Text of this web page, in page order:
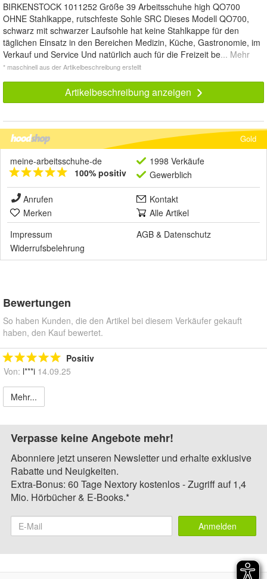
BIRKENSTOCK 1011252 Größe 39 Arbeitsschuhe high QO700
OHNE Stahlkappe, rutschfeste Sohle SRC Dieses Modell QO700,
schwarz mit schwarzer Laufsohle hat keine Stahlkappe für den
täglichen Einsatz in den Bereichen Medizin, Küche, Gastronomie, im
Verkauf und Service Und natürlich auch für die Freizeit be... Mehr
* maschinell aus der Artikelbeschreibung erstellt
Artikelbeschreibung anzeigen
Gold
meine-arbeitsschuhe-de
100% positiv
1998 Verkäufe
Gewerblich
Anrufen
Kontakt
Merken
Alle Artikel
Impressum
AGB & Datenschutz
Widerrufsbelehrung
Bewertungen
So haben Kunden, die den Artikel bei diesem Verkäufer gekauft
haben, den Kauf bewertet.
Positiv
Von: l***i 14.09.25
Mehr...
Verpasse keine Angebote mehr!
Abonniere jetzt unseren Newsletter und erhalte exklusive
Rabatte und Neuigkeiten.
Extra-Bonus: 60 Tage Nextory kostenlos - Zugriff auf 1,4
Mio. Hörbücher & E-Books.*
Anmelden